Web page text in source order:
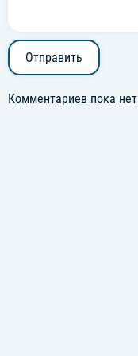
Отправить
Комментариев пока нет